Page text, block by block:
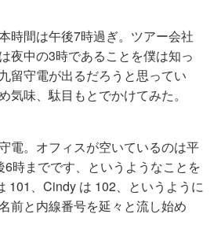
時間は午後7時過ぎ。ツアー会社
夜中の3時であることを僕は知っ
留守電が出るだろうと思ってい
気味、駄目もとでかけてみた。
電。オフィスが空いているのは平
6時までです、というようなことを
101、Cindy は 102、というように
前と内線番号を延々と流し始め